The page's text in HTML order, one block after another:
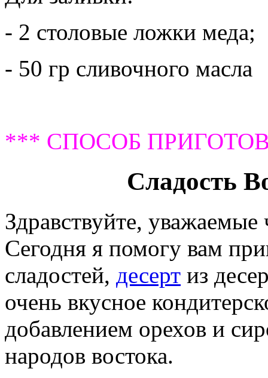
- 2 столовые ложки меда;
- 50 гр сливочного масла
*** СПОСОБ
Сладость
Здравствуйте, уважаемые
Сегодня я помогу вам
сладостей, десерт из
очень вкусное
добавлением орехов и
народов востока.